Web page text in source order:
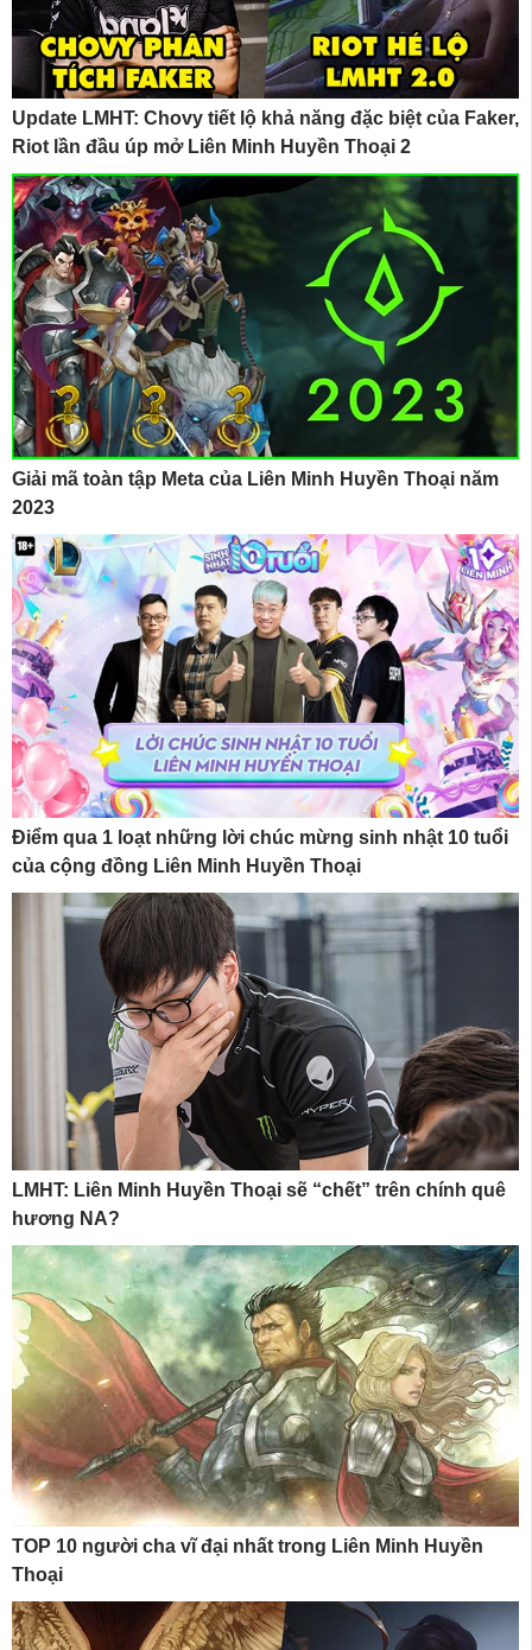
Update LMHT: Chovy tiết lộ khả năng đặc biệt của Faker,
Riot lần đầu úp mở Liên Minh Huyền Thoại 2
Giải mã toàn tập Meta của Liên Minh Huyền Thoại năm
2023
Điểm qua 1 loạt những lời chúc mừng sinh nhật 10 tuổi
của cộng đồng Liên Minh Huyền Thoại
LMHT: Liên Minh Huyền Thoại sẽ “chết” trên chính quê
hương NA?
TOP 10 người cha vĩ đại nhất trong Liên Minh Huyền
Thoại